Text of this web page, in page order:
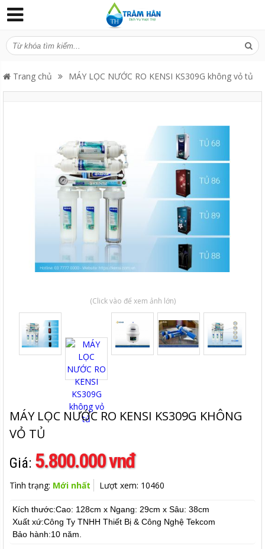
Trang chủ MÁY LỌC NƯỚC RO KENSI KS309G không vỏ tủ
(Click vào để xem ảnh lớn)
MÁY LỌC NƯỚC RO KENSI KS309G KHÔNG
VỎ TỦ
Giá: 5.800.000 vnđ
Tình trạng: Mới nhất Lượt xem: 10460
Kích thước:Cao: 128cm x Ngang: 29cm x Sâu: 38cm
Xuất xứ:Công Ty TNHH Thiết Bị & Công Nghệ Tekcom
Bảo hành:10 năm.